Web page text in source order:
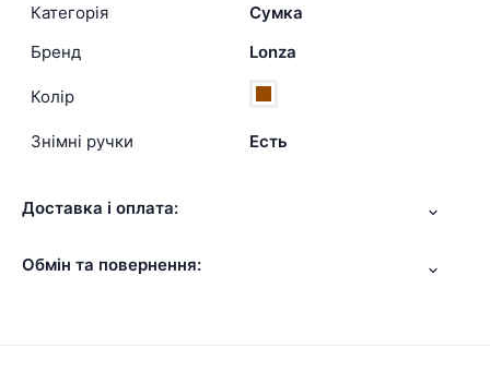
Категорія
Сумка
Бренд
Lonza
Колір
Знімні ручки Есть
Доставка і оплата:
Обмін та повернення: